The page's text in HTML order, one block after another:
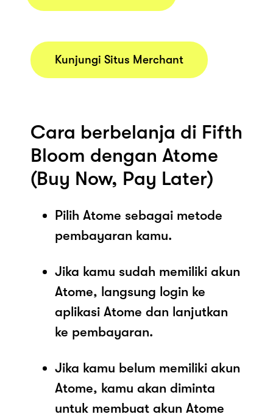
Kunjungi Situs Merchant
Cara berbelanja di Fifth
Bloom dengan Atome
(Buy Now, Pay Later)
Pilih Atome sebagai metode
pembayaran kamu.
Jika kamu sudah memiliki akun
Atome, langsung login ke
aplikasi Atome dan lanjutkan
ke pembayaran.
Jika kamu belum memiliki akun
Atome, kamu akan diminta
untuk membuat akun Atome